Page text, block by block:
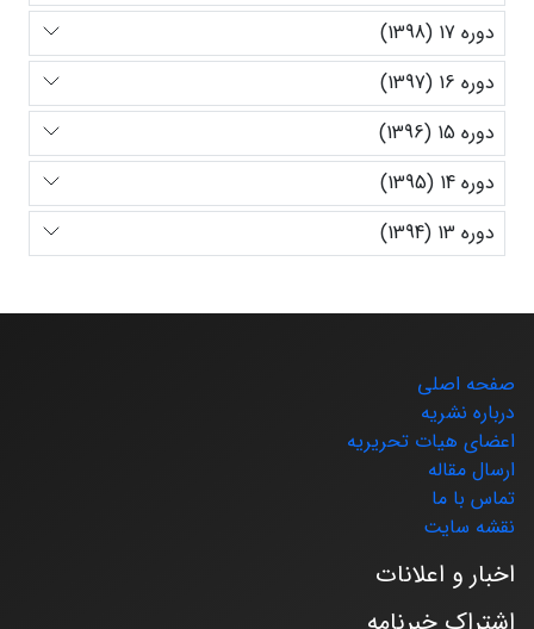
دوره 17 (1398)
دوره 16 (1397)
دوره 15 (1396)
دوره 14 (1395)
دوره 13 (1394)
صفحه اصلی
درباره نشریه
اعضای هیات تحریریه
ارسال مقاله
تماس با ما
نقشه سایت
اخبار و اعلانات